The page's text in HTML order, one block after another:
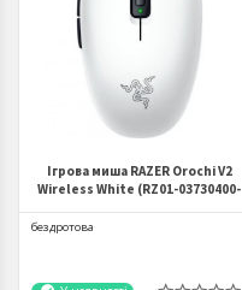
Ігрова миша RAZER Orochi V2
Wireless White (RZ01-03730400-
бездротова